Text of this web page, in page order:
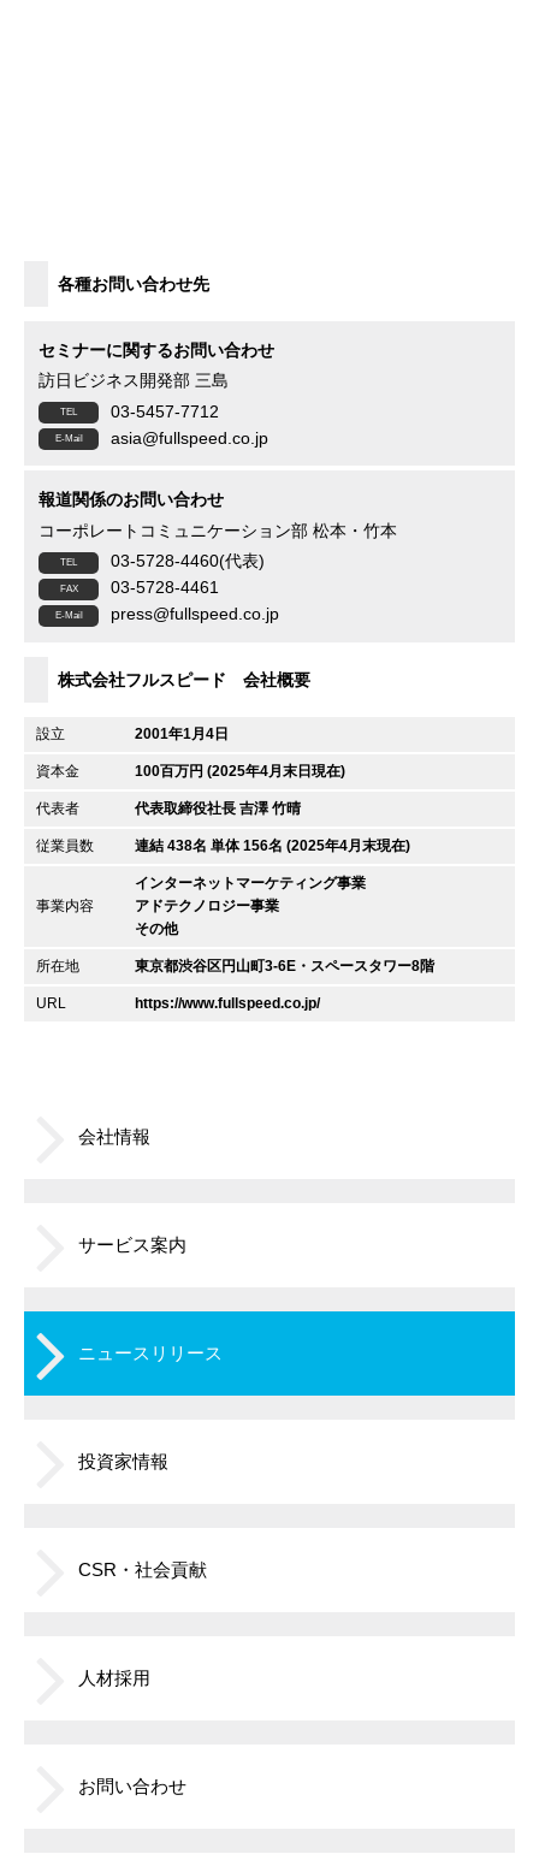
各種お問い合わせ先
セミナーに関するお問い合わせ
訪日ビジネス開発部 三島
03-5457-7712
asia@fullspeed.co.jp
報道関係のお問い合わせ
コーポレートコミュニケーション部 松本・竹本
03-5728-4460(代表)
03-5728-4461
press@fullspeed.co.jp
株式会社フルスピード 会社概要
設立 2001年1月4日
資本金 100百万円 (2025年4月末日現在)
代表者 代表取締役社長 吉澤 竹晴
従業員数 連結 438名 単体 156名 (2025年4月末現在)
事業内容
インターネットマーケティング事業
アドテクノロジー事業
その他
所在地 東京都渋谷区円山町3-6E・スペースタワー8階
URL https://www.fullspeed.co.jp/
会社情報
サービス案内
ニュースリリース
投資家情報
CSR・社会貢献
人材採用
お問い合わせ